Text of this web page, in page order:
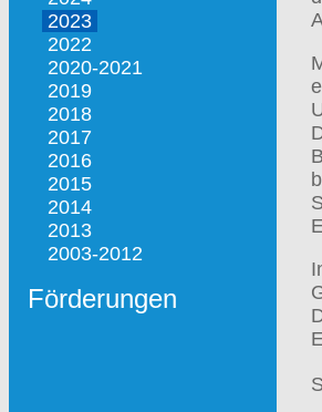
2023
2022
2020-2021
2019
2018
2017
2016
2015
2014
2013
2003-2012
Förderungen